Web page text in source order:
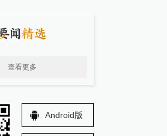
查看更多
Android版